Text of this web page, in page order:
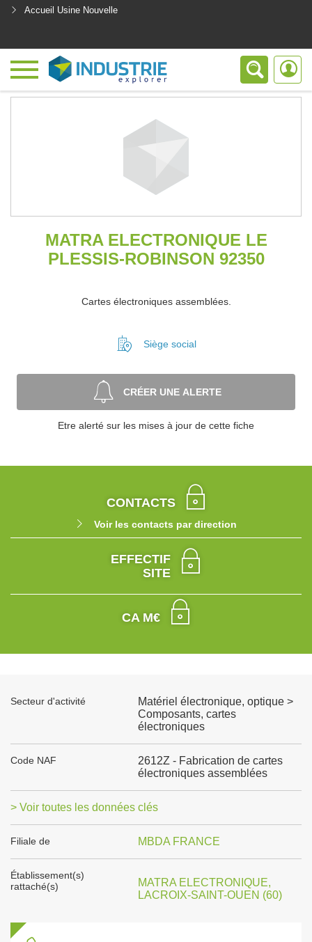
Accueil Usine Nouvelle
MATRA ELECTRONIQUE LE
PLESSIS-ROBINSON 92350
Cartes électroniques assemblées.
Siège social
CRÉER UNE ALERTE
Etre alerté sur les mises à jour de cette fiche
CONTACTS
Voir les contacts par direction
EFFECTIF
SITE
CA M€
Secteur d'activité
Matériel électronique, optique >
Composants, cartes
électroniques
Code NAF
2612Z - Fabrication de cartes
électroniques assemblées
> Voir toutes les données clés
Filiale de MBDA FRANCE
Établissement(s)
rattaché(s)
MATRA ELECTRONIQUE,
LACROIX-SAINT-OUEN (60)